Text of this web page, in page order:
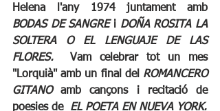
BODAS DE SANGRE i DOÑA ROSITA LA
SOLTERA O EL LENGUAJE DE LAS
FLORES.
Vam celebrar tot un mes
"Lorquià" amb un final del ROMANCERO
GITANO amb cançons i recitació de
poesies de EL POETA EN NUEVA YORK.